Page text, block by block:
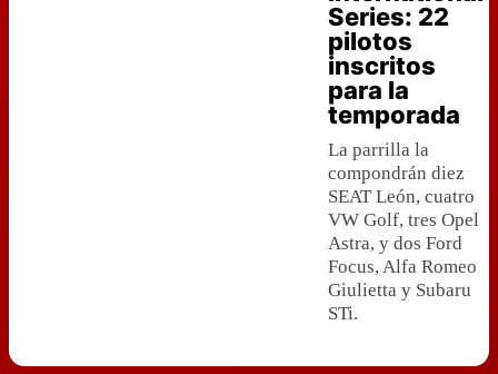
Series: 22
pilotos
inscritos
para la
temporada
La parrilla la
compondrán diez
SEAT León, cuatro
VW Golf, tres Opel
Astra, y dos Ford
Focus, Alfa Romeo
Giulietta y Subaru
STi.